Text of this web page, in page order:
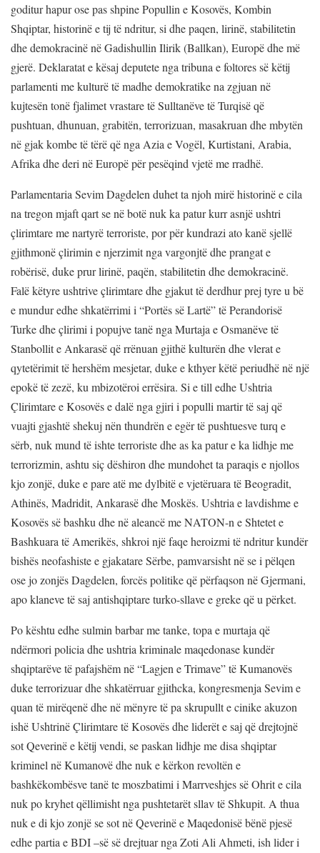
goditur hapur ose pas shpine Popullin e Kosovës, Kombin
Shqiptar, historinë e tij të ndritur, si dhe paqen, lirinë, stabilitetin
dhe demokracinë në Gadishullin Ilirik (Ballkan), Europë dhe më
gjerë. Deklaratat e kësaj deputete nga tribuna e foltores së këtij
parlamenti me kulturë të madhe demokratike na zgjuan në
kujtesën tonë fjalimet vrastare të Sulltanëve të Turqisë që
pushtuan, dhunuan, grabitën, terrorizuan, masakruan dhe mbytën
në gjak kombe të tërë që nga Azia e Vogël, Kurtistani, Arabia,
Afrika dhe deri në Europë për pesëqind vjetë me rradhë.
Parlamentaria Sevim Dagdelen duhet ta njoh mirë historinë e cila
na tregon mjaft qart se në botë nuk ka patur kurr asnjë ushtri
çlirimtare me nartyrë terroriste, por për kundrazi ato kanë sjellë
gjithmonë çlirimin e njerzimit nga vargonjtë dhe prangat e
robërisë, duke prur lirinë, paqën, stabilitetin dhe demokracinë.
Falë këtyre ushtrive çlirimtare dhe gjakut të derdhur prej tyre u bë
e mundur edhe shkatërrimi i “Portës së Lartë” të Perandorisë
Turke dhe çlirimi i popujve tanë nga Murtaja e Osmanëve të
Stanbollit e Ankarasë që rrënuan gjithë kulturën dhe vlerat e
qytetërimit të hershëm mesjetar, duke e kthyer këtë periudhë në një
epokë të zezë, ku mbizotëroi errësira. Si e till edhe Ushtria
Çlirimtare e Kosovës e dalë nga gjiri i populli martir të saj që
vuajti gjashtë shekuj nën thundrën e egër të pushtuesve turq e
sërb, nuk mund të ishte terroriste dhe as ka patur e ka lidhje me
terrorizmin, ashtu siç dëshiron dhe mundohet ta paraqis e njollos
kjo zonjë, duke e pare atë me dylbitë e vjetëruara të Beogradit,
Athinës, Madridit, Ankarasë dhe Moskës. Ushtria e lavdishme e
Kosovës së bashku dhe në aleancë me NATON-n e Shtetet e
Bashkuara të Amerikës, shkroi një faqe heroizmi të ndritur kundër
bishës neofashiste e gjakatare Sërbe, pamvarsisht në se i pëlqen
ose jo zonjës Dagdelen, forcës politike që përfaqson në Gjermani,
apo klaneve të saj antishqiptare turko-sllave e greke që u përket.
Po kështu edhe sulmin barbar me tanke, topa e murtaja që
ndërmori policia dhe ushtria kriminale maqedonase kundër
shqiptarëve të pafajshëm në “Lagjen e Trimave” të Kumanovës
duke terrorizuar dhe shkatërruar gjithcka, kongresmenja Sevim e
quan të mirëqenë dhe në mënyre të pa skrupullt e cinike akuzon
ishë Ushtrinë Çlirimtare të Kosovës dhe liderët e saj që drejtojnë
sot Qeverinë e këtij vendi, se paskan lidhje me disa shqiptar
kriminel në Kumanovë dhe nuk e kërkon revoltën e
bashkëkombësve tanë te moszbatimi i Marrveshjes së Ohrit e cila
nuk po kryhet qëllimisht nga pushtetarët sllav të Shkupit. A thua
nuk e di kjo zonjë se sot në Qeverinë e Maqedonisë bënë pjesë
edhe partia e BDI –së së drejtuar nga Zoti Ali Ahmeti, ish lider i